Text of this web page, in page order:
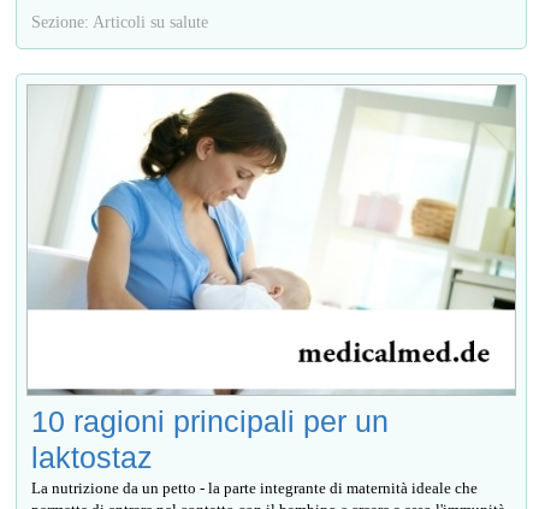
Sezione: Articoli su salute
10 ragioni principali per un
laktostaz
La nutrizione da un petto - la parte integrante di maternità ideale che